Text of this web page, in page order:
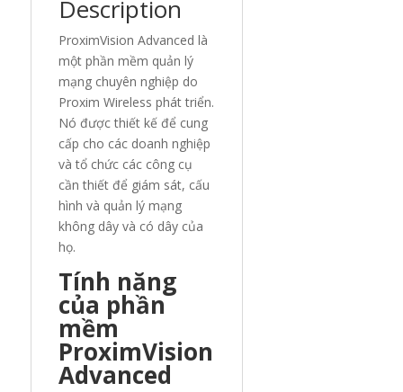
Description
ProximVision Advanced là
một phần mềm quản lý
mạng chuyên nghiệp do
Proxim Wireless phát triển.
Nó được thiết kế để cung
cấp cho các doanh nghiệp
và tổ chức các công cụ
cần thiết để giám sát, cấu
hình và quản lý mạng
không dây và có dây của
họ.
Tính năng
của phần
mềm
ProximVision
Advanced